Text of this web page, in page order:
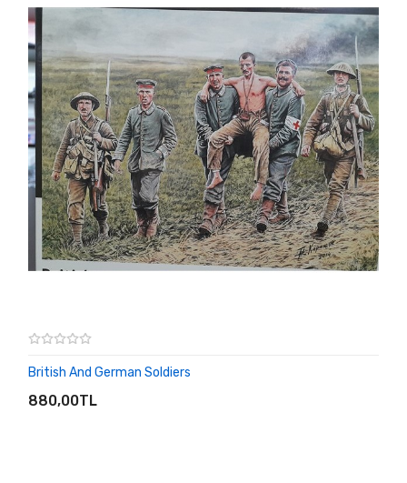
British And German Soldiers
880,00TL